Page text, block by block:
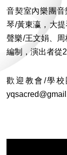
音契室內樂團
琴/黃東瀛，大
聲樂/王文娟、
編制，演出者從
歡迎教會/學校